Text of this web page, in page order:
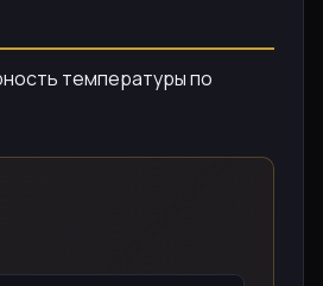
температуры по